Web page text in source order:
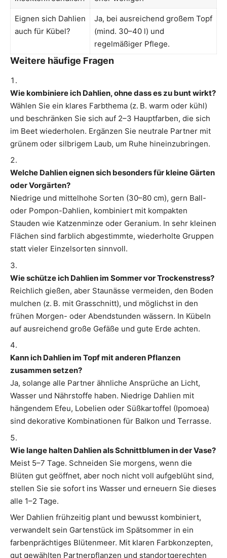
Eignen sich Dahlien
auch für Kübel?
Ja, bei ausreichend großem Topf
(mind. 30–40 l) und
regelmäßiger Pflege.
Weitere häufige Fragen
Wie kombiniere ich Dahlien, ohne dass es zu bunt wirkt?
Wählen Sie ein klares Farbthema (z. B. warm oder kühl)
und beschränken Sie sich auf 2–3 Hauptfarben, die sich
im Beet wiederholen. Ergänzen Sie neutrale Partner mit
grünem oder silbrigem Laub, um Ruhe hineinzubringen.
Welche Dahlien eignen sich besonders für kleine Gärten
oder Vorgärten?
Niedrige und mittelhohe Sorten (30–80 cm), gern Ball-
oder Pompon-Dahlien, kombiniert mit kompakten
Stauden wie Katzenminze oder Geranium. In sehr kleinen
Flächen sind farblich abgestimmte, wiederholte Gruppen
statt vieler Einzelsorten sinnvoll.
Wie schütze ich Dahlien im Sommer vor Trockenstress?
Reichlich gießen, aber Staunässe vermeiden, den Boden
mulchen (z. B. mit Grasschnitt), und möglichst in den
frühen Morgen- oder Abendstunden wässern. In Kübeln
auf ausreichend große Gefäße und gute Erde achten.
Kann ich Dahlien im Topf mit anderen Pflanzen
zusammen setzen?
Ja, solange alle Partner ähnliche Ansprüche an Licht,
Wasser und Nährstoffe haben. Niedrige Dahlien mit
hängendem Efeu, Lobelien oder Süßkartoffel (Ipomoea)
sind dekorative Kombinationen für Balkon und Terrasse.
Wie lange halten Dahlien als Schnittblumen in der Vase?
Meist 5–7 Tage. Schneiden Sie morgens, wenn die
Blüten gut geöffnet, aber noch nicht voll aufgeblüht sind,
stellen Sie sie sofort ins Wasser und erneuern Sie dieses
alle 1–2 Tage.
Wer Dahlien frühzeitig plant und bewusst kombiniert,
verwandelt sein Gartenstück im Spätsommer in ein
farbenprächtiges Blütenmeer. Mit klaren Farbkonzepten,
gut gewählten Partnerpflanzen und standortgerechten